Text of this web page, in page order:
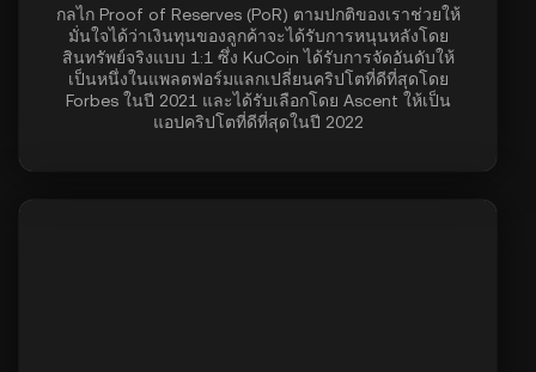
กลไก Proof of Reserves (PoR) ตามปกติของเราช่วยให้
มั่นใจได้ว่าเงินทุนของลูกค้าจะได้รับการหนุนหลังโดย
สินทรัพย์จริงแบบ 1:1 ซึ่ง KuCoin ได้รับการจัดอันดับให้
เป็นหนึ่งในแพลตฟอร์มแลกเปลี่ยนคริปโตที่ดีที่สุดโดย
Forbes ในปี 2021 และได้รับเลือกโดย Ascent ให้เป็น
แอปคริปโตที่ดีที่สุดในปี 2022